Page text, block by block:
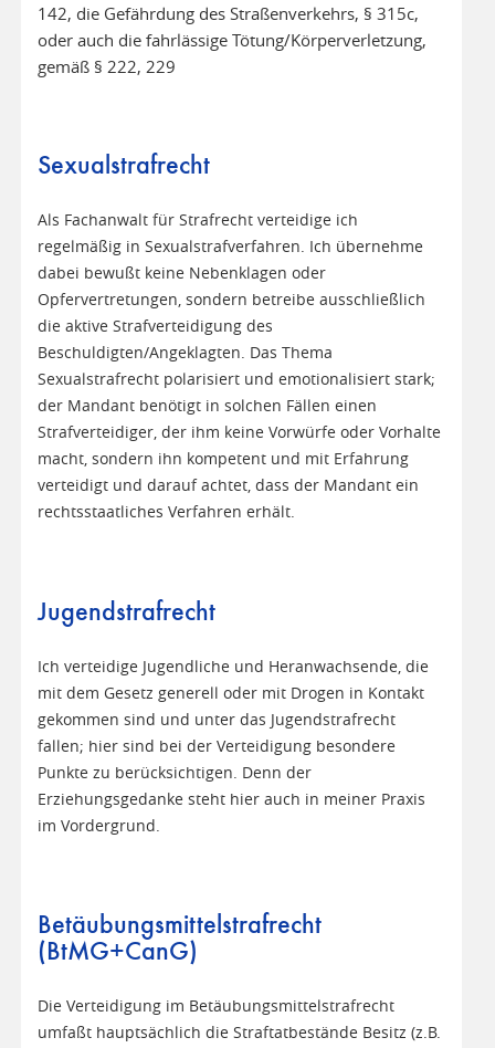
142, die Gefährdung des Straßenverkehrs, § 315c,
oder auch die fahrlässige Tötung/Körperverletzung,
gemäß § 222, 229
Sexualstrafrecht
Als Fachanwalt für Strafrecht verteidige ich
regelmäßig in Sexualstrafverfahren. Ich übernehme
dabei bewußt keine Nebenklagen oder
Opfervertretungen, sondern betreibe ausschließlich
die aktive Strafverteidigung des
Beschuldigten/Angeklagten. Das Thema
Sexualstrafrecht polarisiert und emotionalisiert stark;
der Mandant benötigt in solchen Fällen einen
Strafverteidiger, der ihm keine Vorwürfe oder Vorhalte
macht, sondern ihn kompetent und mit Erfahrung
verteidigt und darauf achtet, dass der Mandant ein
rechtsstaatliches Verfahren erhält.
Jugendstrafrecht
Ich verteidige Jugendliche und Heranwachsende, die
mit dem Gesetz generell oder mit Drogen in Kontakt
gekommen sind und unter das Jugendstrafrecht
fallen; hier sind bei der Verteidigung besondere
Punkte zu berücksichtigen. Denn der
Erziehungsgedanke steht hier auch in meiner Praxis
im Vordergrund.
Betäubungsmittelstrafrecht
(BtMG+CanG)
Die Verteidigung im Betäubungsmittelstrafrecht
umfaßt hauptsächlich die Straftatbestände Besitz (z.B.